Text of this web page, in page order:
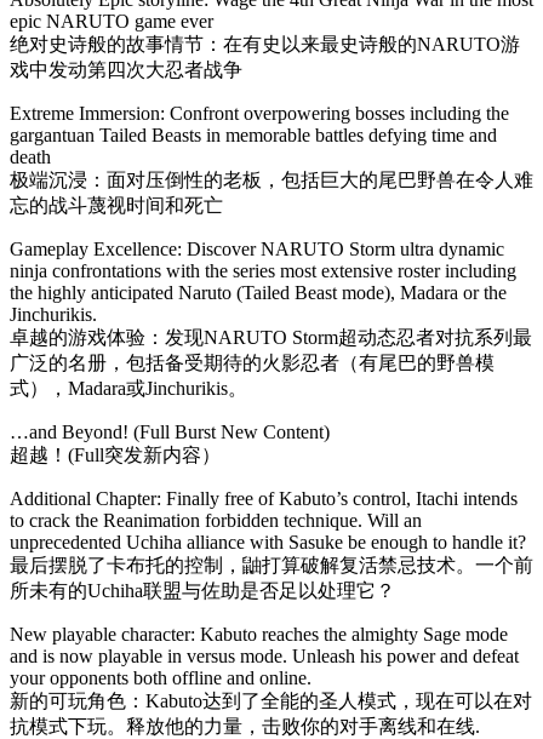
epic NARUTO game ever
绝对史诗般的故事情节：在有史以来最史诗般的NARUTO游
戏中发动第四次大忍者战争
Extreme Immersion: Confront overpowering bosses including the
gargantuan Tailed Beasts in memorable battles defying time and
death
极端沉浸：面对压倒性的老板，包括巨大的尾巴野兽在令人难
忘的战斗蔑视时间和死亡
Gameplay Excellence: Discover NARUTO Storm ultra dynamic
ninja confrontations with the series most extensive roster including
the highly anticipated Naruto (Tailed Beast mode), Madara or the
Jinchurikis.
卓越的游戏体验：发现NARUTO Storm超动态忍者对抗系列最
广泛的名册，包括备受期待的火影忍者（有尾巴的野兽模
式），Madara或Jinchurikis。
…and Beyond! (Full Burst New Content)
超越！(Full突发新内容）
Additional Chapter: Finally free of Kabuto’s control, Itachi intends
to crack the Reanimation forbidden technique. Will an
unprecedented Uchiha alliance with Sasuke be enough to handle it?
最后摆脱了卡布托的控制，鼬打算破解复活禁忌技术。一个前
所未有的Uchiha联盟与佐助是否足以处理它？
New playable character: Kabuto reaches the almighty Sage mode
and is now playable in versus mode. Unleash his power and defeat
your opponents both offline and online.
新的可玩角色：Kabuto达到了全能的圣人模式，现在可以在对
抗模式下玩。释放他的力量，击败你的对手离线和在线.